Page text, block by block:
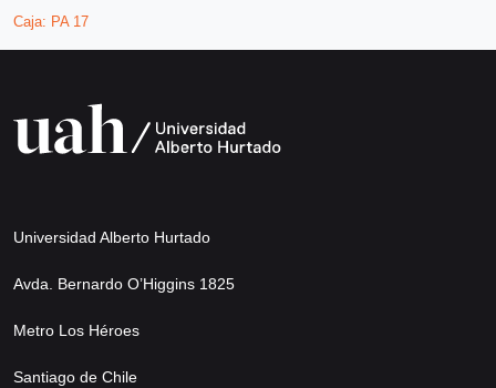
Caja: PA 17
Universidad Alberto Hurtado
Avda. Bernardo O’Higgins 1825
Metro Los Héroes
Santiago de Chile